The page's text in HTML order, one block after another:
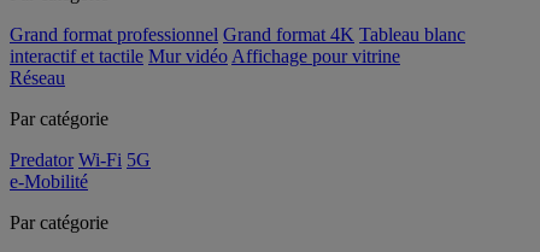
Grand format professionnel Grand format 4K Tableau blanc
interactif et tactile Mur vidéo Affichage pour vitrine
Réseau
Par catégorie
Predator Wi-Fi 5G
e-Mobilité
Par catégorie